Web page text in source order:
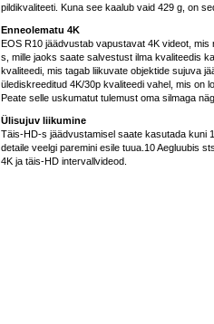
pildikvaliteeti. Kuna see kaalub vaid 429 g, on
Enneolematu 4K
EOS R10 jäädvustab vapustavat 4K videot,
s, mille jaoks saate salvestust ilma kvaliteedis
kvaliteedi, mis tagab liikuvate objektide sujuva
ülediskreeditud 4K/30p kvaliteedi vahel, mis on
Peate selle uskumatut tulemust oma silmaga
Ülisujuv liikumine
Täis-HD-s jäädvustamisel saate kasutada kuni
detaile veelgi paremini esile tuua.10 Aegluubis
4K ja täis-HD intervallvideod.